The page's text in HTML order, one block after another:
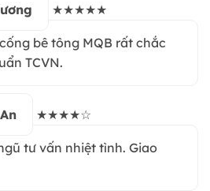
★★★★★
bê tông MQB rất chắc
TCVN.
★★★★☆
tư vấn nhiệt tình. Giao